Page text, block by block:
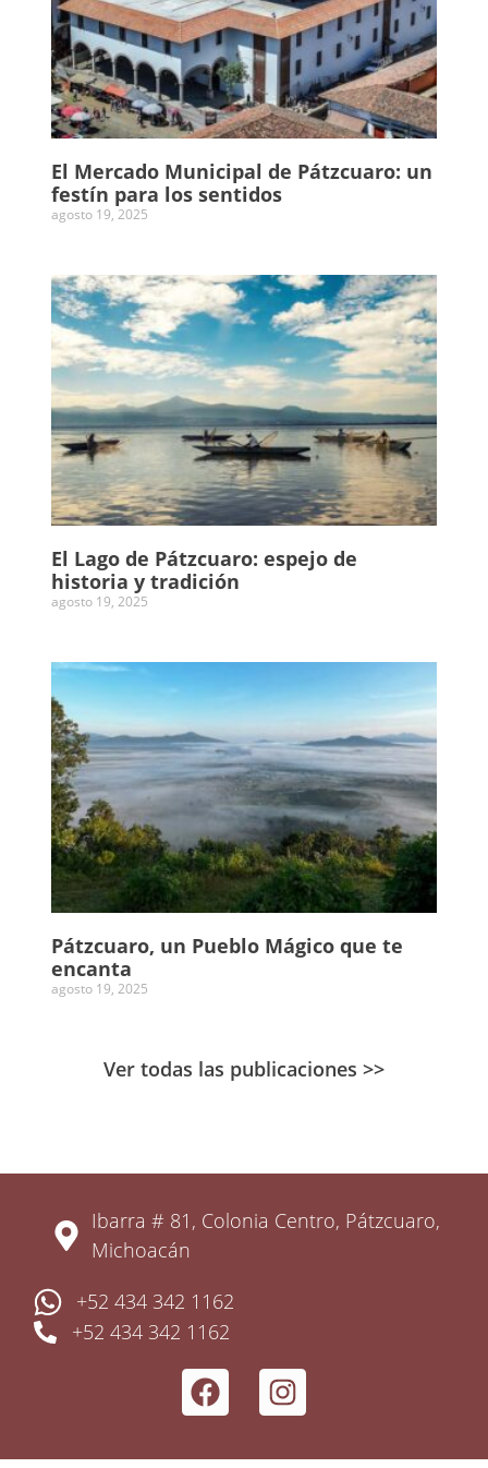
El Mercado Municipal de Pátzcuaro: un
festín para los sentidos
agosto 19, 2025
El Lago de Pátzcuaro: espejo de
historia y tradición
agosto 19, 2025
Pátzcuaro, un Pueblo Mágico que te
encanta
agosto 19, 2025
Ver todas las publicaciones >>
Ibarra # 81, Colonia Centro, Pátzcuaro,
Michoacán
+52 434 342 1162
+52 434 342 1162